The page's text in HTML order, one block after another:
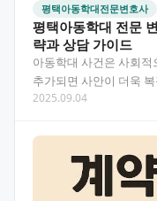
평택아동학대전문변호사
평택아동학대 전문
략과 상담 가이드
아동학대 사건은 사회
추가되면 사안이 더욱
한 아동학대 사건과 관
2025.09.04